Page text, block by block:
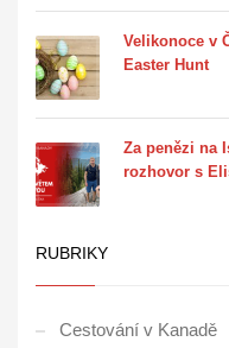
Velikonoce v
Easter Hunt
Za penězi na
rozhovor s
RUBRIKY
Cestování v Kanadě